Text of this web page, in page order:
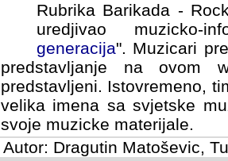
Rubrika Barikada -
uredjivao muzicko-
Muzicari predstavljeni u
na ovom web portalu
Istovremeno, tim nacinom
sa svjetske muzicke scene
materijale.
Autor: Dragutin Matoševic,